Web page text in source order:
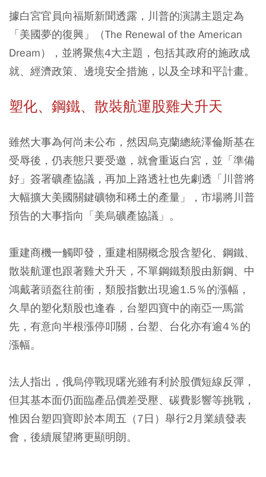
據白宮官員向福斯新聞透露，川普的演講主題定為
「美國夢的復興」（The Renewal of the American
Dream），並將聚焦4大主題，包括其政府的施政成
就、經濟政策、邊境安全措施，以及全球和平計畫。
塑化、鋼鐵、散裝航運股雞犬升天
雖然大事為何尚未公布，然因烏克蘭總統澤倫斯基在
受辱後，仍表態只要受邀，就會重返白宮，並「準備
好」簽署礦產協議，再加上路透社也先劇透「川普將
大幅擴大美國關鍵礦物和稀土的產量」，市場將川普
預告的大事指向「美烏礦產協議」。
重建商機一觸即發，重建相關概念股含塑化、鋼鐵、
散裝航運也跟著雞犬升天，不單鋼鐵類股由新鋼、中
鴻戴著頭盔往前衝，類股指數出現逾1.5％的漲幅，
久旱的塑化類股也逢春，台塑四寶中的南亞一馬當
先，有意向半根漲停叩關，台塑、台化亦有逾4％的
漲幅。
法人指出，俄烏停戰現曙光雖有利於股價短線反彈，
但其基本面仍面臨產品價差受壓、碳費影響等挑戰，
惟因台塑四寶即於本周五（7日）舉行2月業績發表
會，後續展望將更顯明朗。